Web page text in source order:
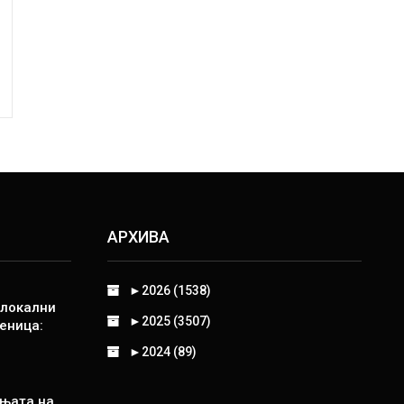
АРХИВА
► 2026 (1538)
► 2025 (3507)
► 2024 (89)